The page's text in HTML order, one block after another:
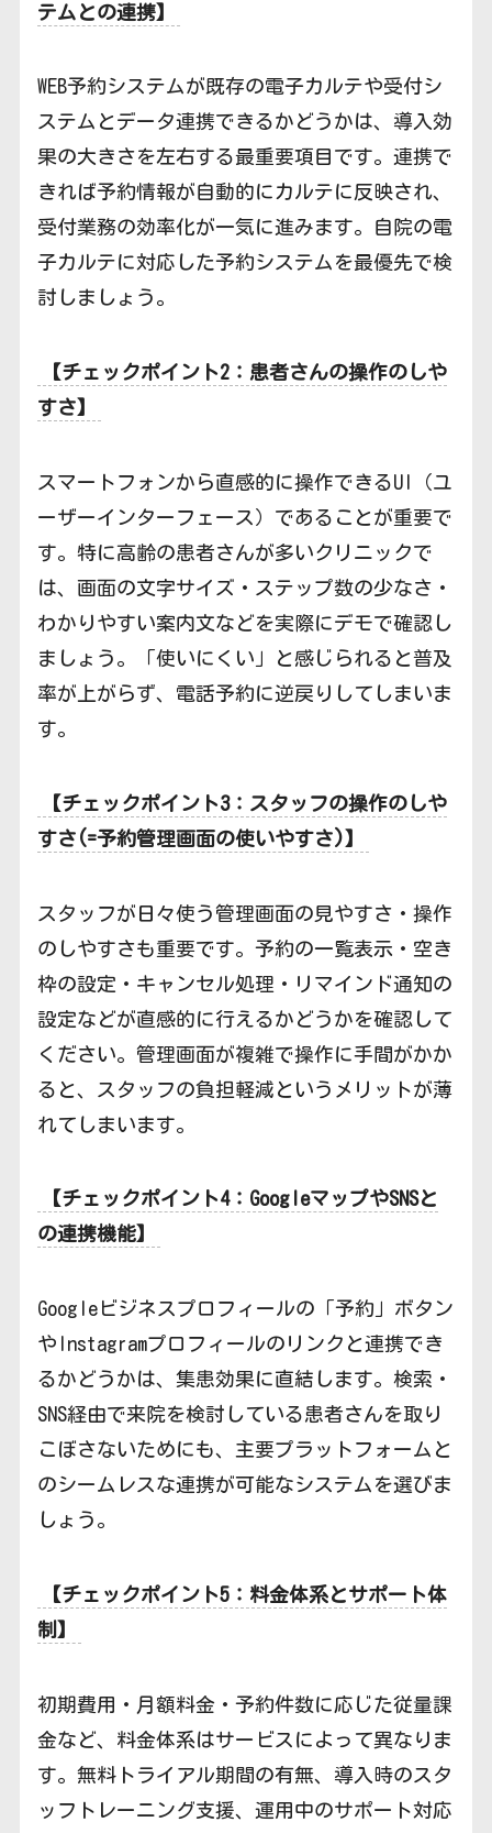
テムとの連携】
WEB予約システムが既存の電子カルテや受付シ
ステムとデータ連携できるかどうかは、導入効
果の大きさを左右する最重要項目です。連携で
きれば予約情報が自動的にカルテに反映され、
受付業務の効率化が一気に進みます。自院の電
子カルテに対応した予約システムを最優先で検
討しましょう。
【チェックポイント2：患者さんの操作のしや
すさ】
スマートフォンから直感的に操作できるUI（ユ
ーザーインターフェース）であることが重要で
す。特に高齢の患者さんが多いクリニックで
は、画面の文字サイズ・ステップ数の少なさ・
わかりやすい案内文などを実際にデモで確認し
ましょう。「使いにくい」と感じられると普及
率が上がらず、電話予約に逆戻りしてしまいま
す。
【チェックポイント3：スタッフの操作のしや
すさ(=予約管理画面の使いやすさ)】
スタッフが日々使う管理画面の見やすさ・操作
のしやすさも重要です。予約の一覧表示・空き
枠の設定・キャンセル処理・リマインド通知の
設定などが直感的に行えるかどうかを確認して
ください。管理画面が複雑で操作に手間がかか
ると、スタッフの負担軽減というメリットが薄
れてしまいます。
【チェックポイント4：GoogleマップやSNSと
の連携機能】
Googleビジネスプロフィールの「予約」ボタン
やInstagramプロフィールのリンクと連携でき
るかどうかは、集患効果に直結します。検索・
SNS経由で来院を検討している患者さんを取り
こぼさないためにも、主要プラットフォームと
のシームレスな連携が可能なシステムを選びま
しょう。
【チェックポイント5：料金体系とサポート体
制】
初期費用・月額料金・予約件数に応じた従量課
金など、料金体系はサービスによって異なりま
す。無料トライアル期間の有無、導入時のスタ
ッフトレーニング支援、運用中のサポート対応